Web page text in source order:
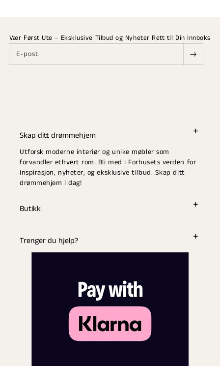
Vær Først Ute – Eksklusive Tilbud og Nyheter Rett til Din Innboks
E-post
Skap ditt drømmehjem
Utforsk moderne interiør og unike møbler som
forvandler ethvert rom. Bli med i Forhusets verden for
inspirasjon, nyheter, og eksklusive tilbud. Skap ditt
drømmehjem i dag!
Butikk
Trenger du hjelp?